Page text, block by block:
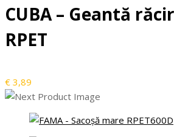
CUBA – Geantă
RPET
€ 3,89